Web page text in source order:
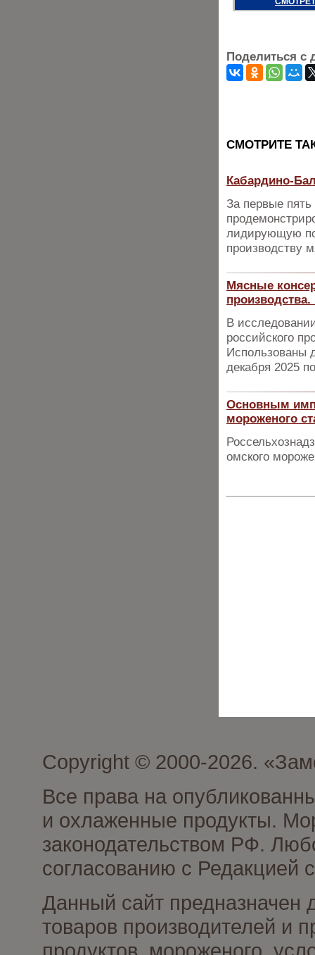
Поделиться с
CМОТРИТЕ
Кабардино-
За первые
лидирующую
производству
Мясные
В
российского
Использованы
декабря 2025
Основным
мороженого
омского
Copyright © 2000-2026.
Все права на
и охлаженные продукты.
законодательством РФ.
согласованию с Редакцией
Данный сайт предназначен
товаров производителей и